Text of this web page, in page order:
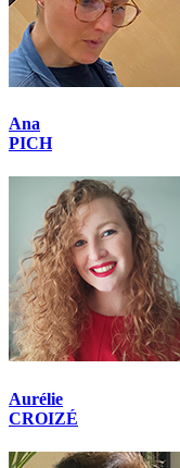
Ana
PICH
Aurélie
CROIZÉ